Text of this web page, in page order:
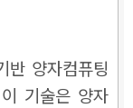
반 양자컴퓨팅
기술은 양자